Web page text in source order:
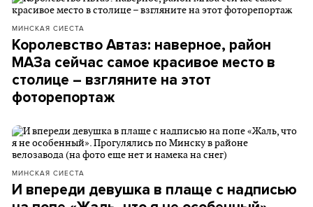
МИНСКАЯ СИЕСТА
Королевство Автаз: наверное, район
МАЗа сейчас самое красивое место в
столице – взгляните на этот
фоторепортаж
МИНСКАЯ СИЕСТА
И впереди девушка в плаще с надписью